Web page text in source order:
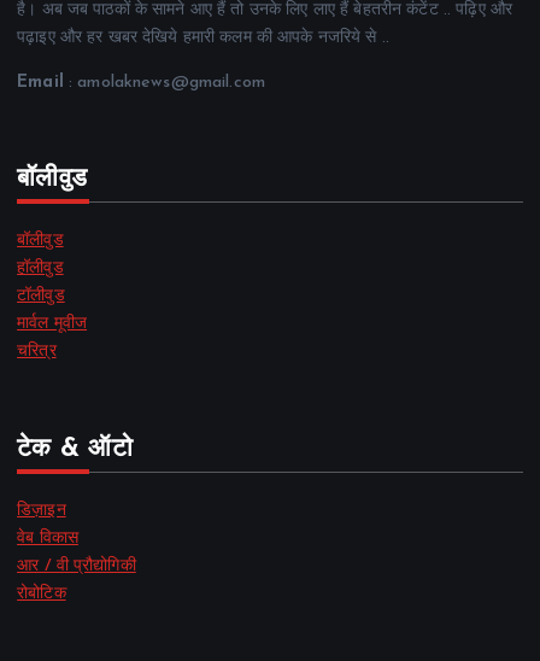
है। अब जब पाठकों के सामने आए हैं तो उनके लिए लाए हैं बेहतरीन कंटेंट .. पढ़िए और
पढ़ाइए और हर खबर देखिये हमारी कलम की आपके नजरिये से ..
Email : amolaknews@gmail.com
बॉलीवुड
बॉलीवुड
हॉलीवुड
टॉलीवुड
मार्वल मूवीज
चरित्र
टेक & ऑटो
डिज़ाइन
वेब विकास
आर / वी प्रौद्योगिकी
रोबोटिक